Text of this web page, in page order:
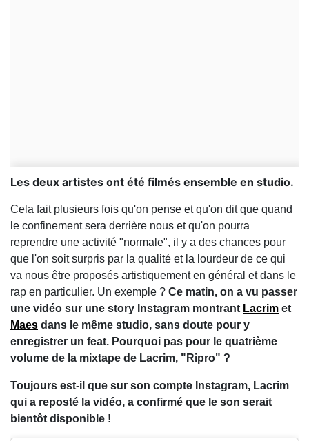
Les deux artistes ont été filmés ensemble en studio.
Cela fait plusieurs fois qu'on pense et qu'on dit que quand
le confinement sera derrière nous et qu'on pourra
reprendre une activité "normale", il y a des chances pour
que l'on soit surpris par la qualité et la lourdeur de ce qui
va nous être proposés artistiquement en général et dans le
rap en particulier. Un exemple ? Ce matin, on a vu passer
une vidéo sur une story Instagram montrant Lacrim et
Maes dans le même studio, sans doute pour y
enregistrer un feat. Pourquoi pas pour le quatrième
volume de la mixtape de Lacrim, "Ripro" ?
Toujours est-il que sur son compte Instagram, Lacrim
qui a reposté la vidéo, a confirmé que le son serait
bientôt disponible !